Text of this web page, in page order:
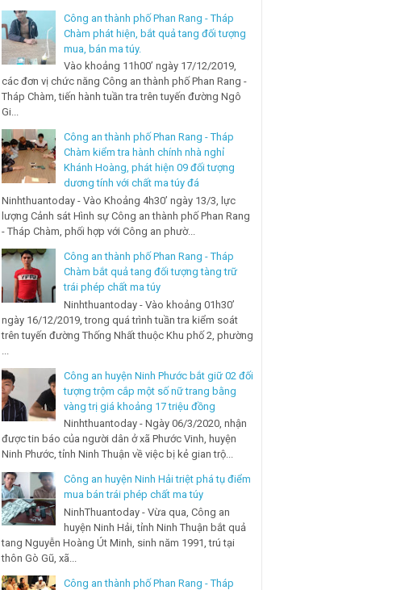
Công an thành phố Phan Rang - Tháp
Chàm phát hiện, bắt quả tang đối tượng
mua, bán ma túy.
Vào khoảng 11h00’ ngày 17/12/2019,
các đơn vị chức năng Công an thành phố Phan Rang -
Tháp Chàm, tiến hành tuần tra trên tuyến đường Ngô
Gi...
Công an thành phố Phan Rang - Tháp
Chàm kiểm tra hành chính nhà nghỉ
Khánh Hoàng, phát hiện 09 đối tượng
dương tính với chất ma túy đá
Ninhthuantoday - Vào Khoảng 4h30’ ngày 13/3, lực
lượng Cảnh sát Hình sự Công an thành phố Phan Rang
- Tháp Chàm, phối hợp với Công an phườ...
Công an thành phố Phan Rang - Tháp
Chàm bắt quả tang đối tượng tàng trữ
trái phép chất ma túy
Ninhthuantoday - Vào khoảng 01h30’
ngày 16/12/2019, trong quá trình tuần tra kiểm soát
trên tuyến đường Thống Nhất thuộc Khu phố 2, phường
Công an huyện Ninh Phước bắt giữ 02 đối
tượng trộm cắp một số nữ trang bằng
vàng trị giá khoảng 17 triệu đồng
Ninhthuantoday - Ngày 06/3/2020, nhận
được tin báo của người dân ở xã Phước Vinh, huyện
Ninh Phước, tỉnh Ninh Thuận về việc bị kẻ gian trộ...
Công an huyện Ninh Hải triệt phá tụ điểm
mua bán trái phép chất ma túy
NinhThuantoday - Vừa qua, Công an
huyện Ninh Hải, tỉnh Ninh Thuận bắt quả
tang Nguyễn Hoàng Út Minh, sinh năm 1991, trú tại
thôn Gò Gũ, xã...
Công an thành phố Phan Rang - Tháp